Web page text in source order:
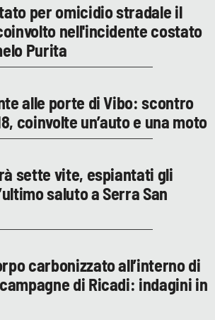
per omicidio stradale il
nell'incidente costato
Purita
alle porte di Vibo: scontro
coinvolte un’auto e una moto
sette vite, espiantati gli
saluto a Serra San
carbonizzato all’interno di
di Ricadi: indagini in